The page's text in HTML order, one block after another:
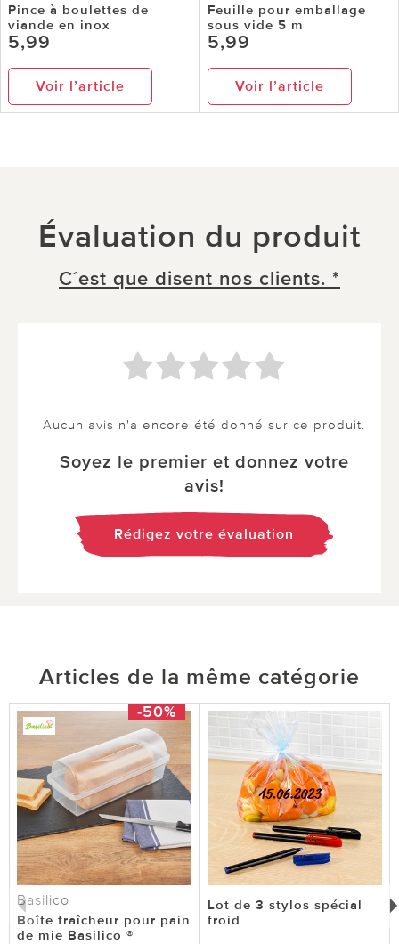
Pince à boulettes de
viande en inox
5,99
Voir l’article
Feuille pour emballage
sous vide 5 m
5,99
Voir l’article
Évaluation du produit
C´est que disent nos clients. *
Aucun avis n'a encore été donné sur ce produit.
Soyez le premier et donnez votre
avis!
Rédigez votre évaluation
Articles de la même catégorie
-50%
Basilico
Boîte fraîcheur pour pain
de mie Basilico ®
Lot de 3 stylos spécial
froid